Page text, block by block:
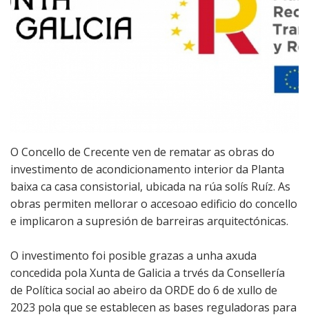
Ribeira
Recadación e
xestión
económica
Xulgado de
paz
O Concello de Crecente ven de rematar as obras do
investimento de acondicionamento interior da Planta
baixa ca casa consistorial, ubicada na rúa solís Ruíz. As
obras permiten mellorar o accesoao edificio do concello
e implicaron a supresión de barreiras arquitectónicas.
O investimento foi posible grazas a unha axuda
concedida pola Xunta de Galicia a trvés da Consellería
de Política social ao abeiro da ORDE do 6 de xullo de
2023 pola que se establecen as bases reguladoras para